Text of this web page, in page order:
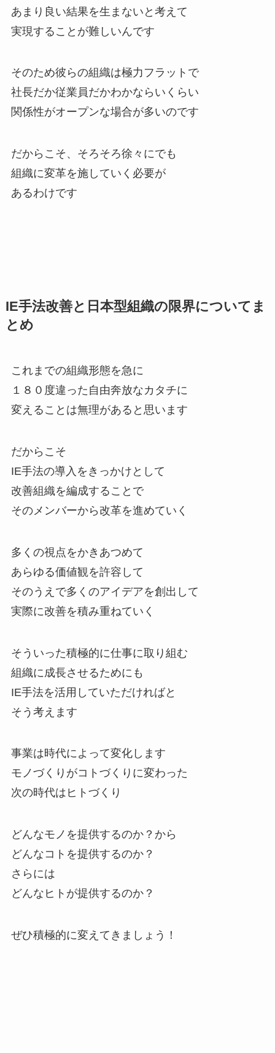
あまり良い結果を生まないと考えて
実現することが難しいんです
そのため彼らの組織は極力フラットで
社長だか従業員だかわかならいくらい
関係性がオープンな場合が多いのです
だからこそ、そろそろ徐々にでも
組織に変革を施していく必要が
あるわけです
IE手法改善と日本型組織の限界についてま
とめ
これまでの組織形態を急に
１８０度違った自由奔放なカタチに
変えることは無理があると思います
だからこそ
IE手法の導入をきっかけとして
改善組織を編成することで
そのメンバーから改革を進めていく
多くの視点をかきあつめて
あらゆる価値観を許容して
そのうえで多くのアイデアを創出して
実際に改善を積み重ねていく
そういった積極的に仕事に取り組む
組織に成長させるためにも
IE手法を活用していただければと
そう考えます
事業は時代によって変化します
モノづくりがコトづくりに変わった
次の時代はヒトづくり
どんなモノを提供するのか？から
どんなコトを提供するのか？
さらには
どんなヒトが提供するのか？
ぜひ積極的に変えてきましょう！